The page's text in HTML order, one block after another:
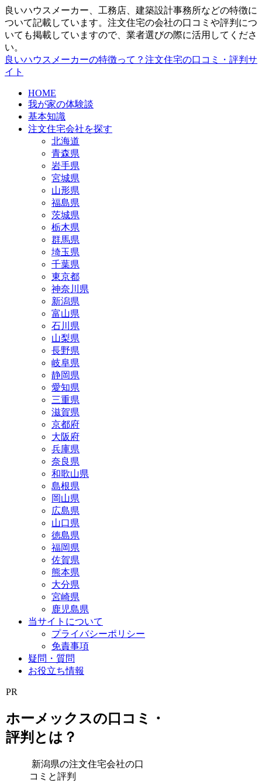
良いハウスメーカー、工務店、建築設計事務所などの特徴に
ついて記載しています。注文住宅の会社の口コミや評判につ
いても掲載していますので、業者選びの際に活用してくださ
い。
良いハウスメーカーの特徴って？注文住宅の口コミ・評判サ
イト
HOME
我が家の体験談
基本知識
注文住宅会社を探す
北海道
青森県
岩手県
宮城県
山形県
福島県
茨城県
栃木県
群馬県
埼玉県
千葉県
東京都
神奈川県
新潟県
富山県
石川県
山梨県
長野県
岐阜県
静岡県
愛知県
三重県
滋賀県
京都府
大阪府
兵庫県
奈良県
和歌山県
島根県
岡山県
広島県
山口県
徳島県
福岡県
佐賀県
熊本県
大分県
宮崎県
鹿児島県
当サイトについて
プライバシーポリシー
免責事項
疑問・質問
お役立ち情報
PR
ホーメックスの口コミ・
評判とは？
新潟県の注文住宅会社の口
コミと評判